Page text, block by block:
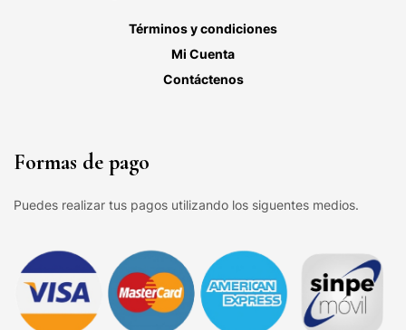
Términos y condiciones
Mi Cuenta
Contáctenos
Formas de pago
Puedes realizar tus pagos utilizando los siguentes medios.